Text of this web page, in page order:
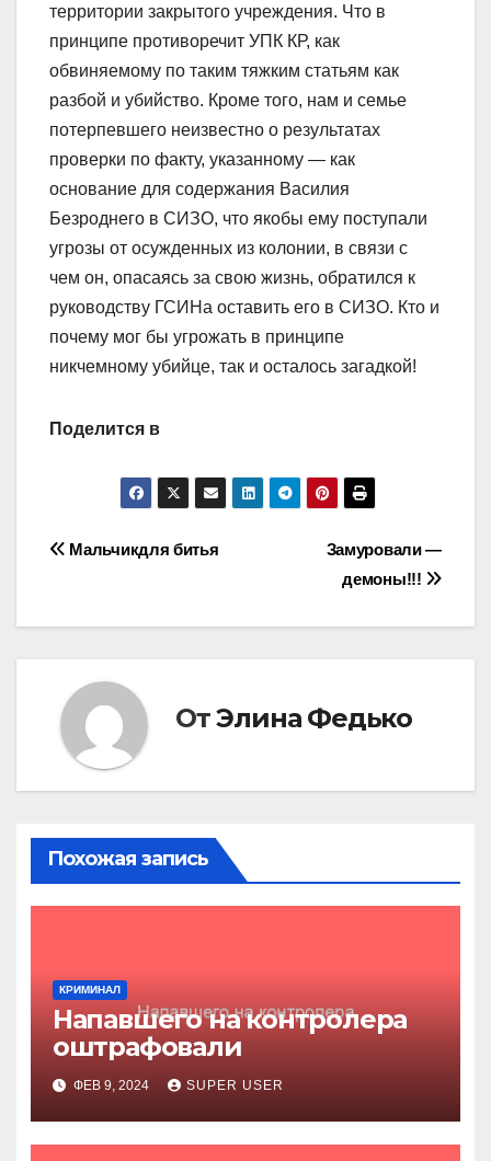
территории закрытого учреждения. Что в
принципе противоречит УПК КР, как
обвиняемому по таким тяжким статьям как
разбой и убийство. Кроме того, нам и семье
потерпевшего неизвестно о результатах
проверки по факту, указанному — как
основание для содержания Василия
Безроднего в СИЗО, что якобы ему поступали
угрозы от осужденных из колонии, в связи с
чем он, опасаясь за свою жизнь, обратился к
руководству ГСИНа оставить его в СИЗО. Кто и
почему мог бы угрожать в принципе
никчемному убийце, так и осталось загадкой!
Поделится в
Навигация
Замуровали —
демоны!!!
Мальчикдля битья
ОтЭлина Федько
Похожая запись
КРИМИНАЛ
Напавшего на контролера
оштрафовали
ФЕВ 9, 2024 SUPER USER